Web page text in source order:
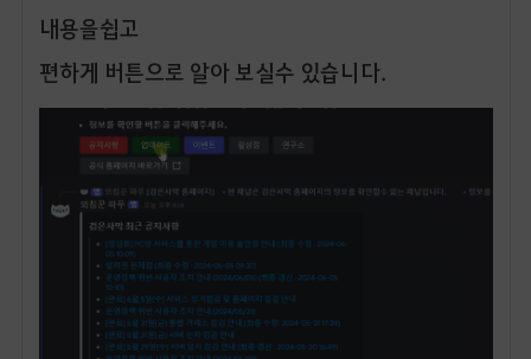
내용을쉽고
편하게 버튼으로 알아 보실수 있습니다.